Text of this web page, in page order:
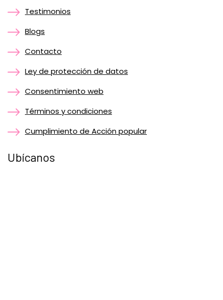
Testimonios
Blogs
Contacto
Ley de protección de datos
Consentimiento web
Términos y condiciones
Cumplimiento de Acción popular
Ubícanos